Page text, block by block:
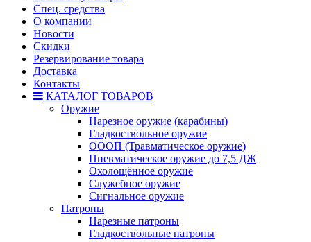
Спец. средства
О компании
Новости
Скидки
Резервирование товара
Доставка
Контакты
КАТАЛОГ ТОВАРОВ
Оружие
Нарезное оружие (карабины)
Гладкоствольное оружие
ОООП (Травматическое оружие)
Пневматическое оружие до 7,5 ДЖ
Охолощённое оружие
Служебное оружие
Сигнальное оружие
Патроны
Нарезные патроны
Гладкоствольные патроны